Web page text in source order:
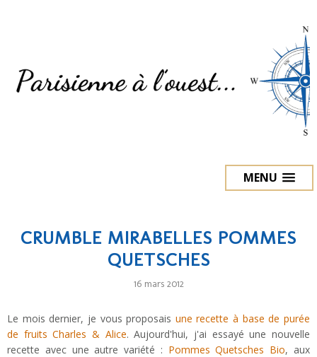
MENU
CRUMBLE MIRABELLES POMMES
QUETSCHES
16 mars 2012
Le mois dernier, je vous proposais une recette à base de purée
de fruits Charles & Alice. Aujourd'hui, j'ai essayé une nouvelle
recette avec une autre variété : Pommes Quetsches Bio, aux